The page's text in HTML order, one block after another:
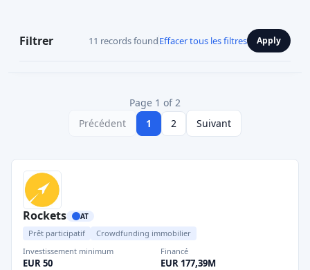
Filtrer 11 records foundEffacer tous les filtres Apply
Page 1 of 2
Précédent
1 2 Suivant
Rockets AT
Prêt participatif
Crowdfunding immobilier
Investissement minimum
EUR 50
Financé
EUR 177,39M